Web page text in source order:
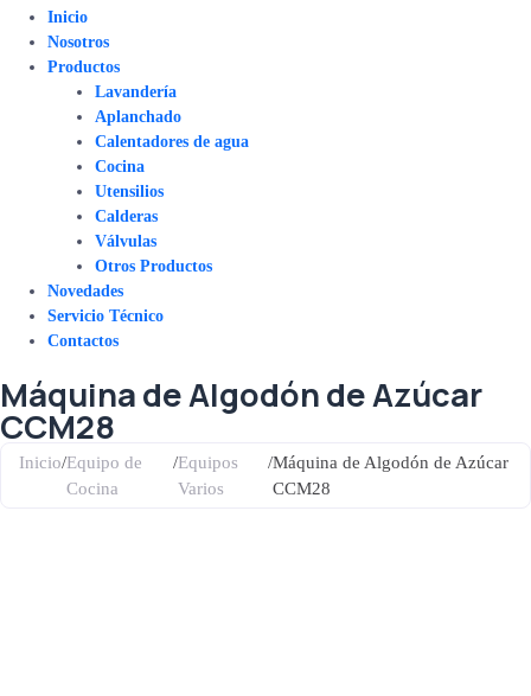
Inicio
Nosotros
Productos
Lavandería
Aplanchado
Calentadores de agua
Cocina
Utensilios
Calderas
Válvulas
Otros Productos
Novedades
Servicio Técnico
Contactos
Máquina de Algodón de Azúcar
CCM28
Inicio/Equipo de
Cocina
/Equipos
Varios
/Máquina de Algodón de Azúcar
CCM28